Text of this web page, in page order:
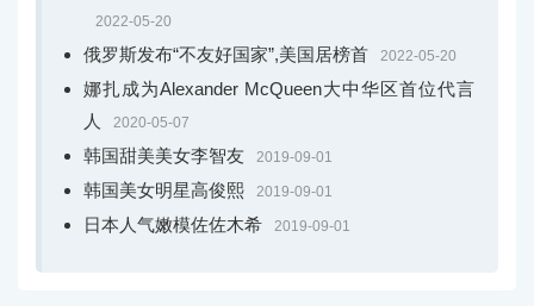
2022-05-20
俄罗斯发布“不友好国家”,美国居榜首 2022-05-20
娜扎成为Alexander McQueen大中华区首位代言
人
2020-05-07
韩国甜美美女李智友 2019-09-01
韩国美女明星高俊熙 2019-09-01
日本人气嫩模佐佐木希 2019-09-01